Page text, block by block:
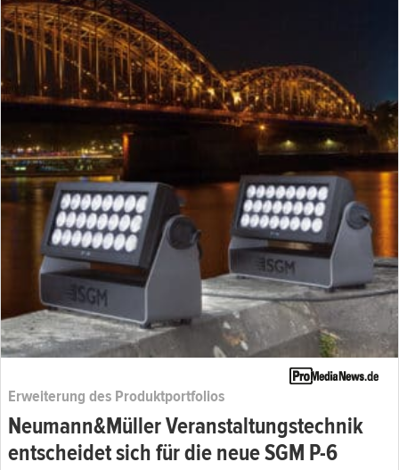
Erweiterung des Produktportfolios
Neumann&Müller Veranstaltungstechnik
entscheidet sich für die neue SGM P-6